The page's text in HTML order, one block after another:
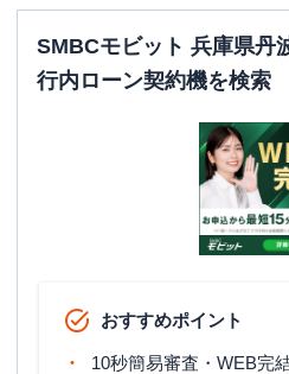
SMBCモビット 兵庫県丹
行内ローン契約機を検索
おすすめポイント
10秒簡易審査・WEB完